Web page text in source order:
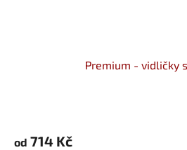
Premium - vidličky
od 714 Kč